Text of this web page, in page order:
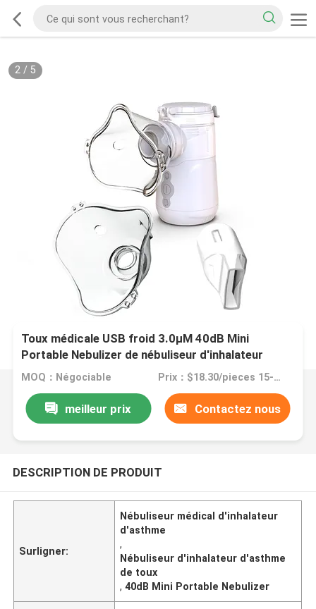
2/ 5
Toux médicale USB froid 3.0μM 40dB Mini
Portable Nebulizer de nébuliseur d'inhalateur
d'asthme
MOQ：Négociable Prix：$18.30/pieces 15-5399 pieces
meilleur prix Contactez nous
DESCRIPTION DE PRODUIT
Surligner:
Nébuliseur médical d'inhalateur
d'asthme
,
Nébuliseur d'inhalateur d'asthme
de toux
,40dB Mini Portable Nebulizer